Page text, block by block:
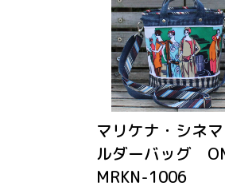
マリケナ・シネ
ルダーバッグ
MRKN-1006